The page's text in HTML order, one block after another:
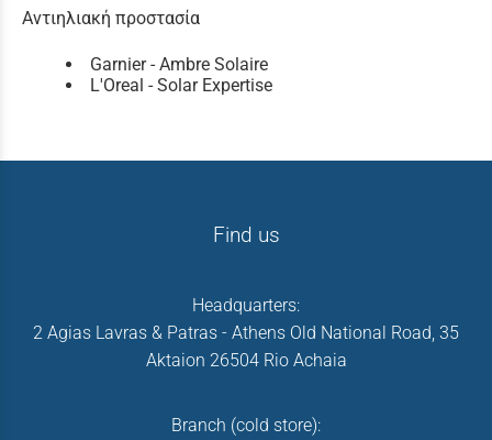
Αντιηλιακή προστασία
Garnier - Ambre Solaire
L'Oreal - Solar Expertise
Find us
Headquarters:
2 Agias Lavras & Patras - Athens Old National Road, 35
Aktaion 26504 Rio Achaia
Branch (cold store):